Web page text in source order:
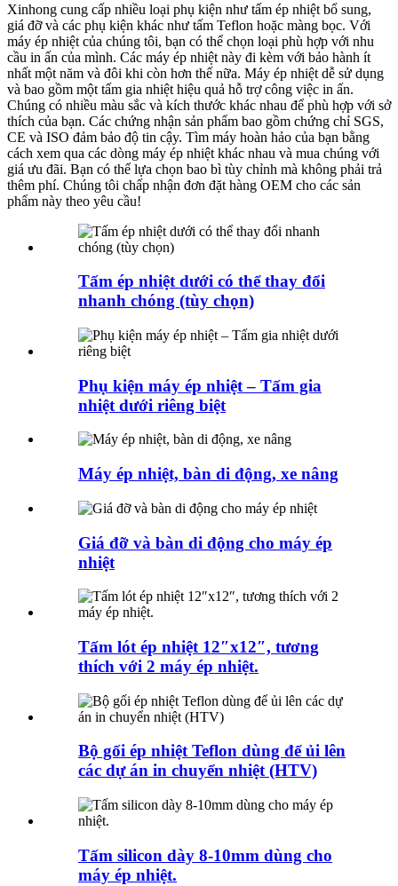
Xinhong cung cấp nhiều loại phụ kiện như tấm ép nhiệt bổ sung,
giá đỡ và các phụ kiện khác như tấm Teflon hoặc màng bọc. Với
máy ép nhiệt của chúng tôi, bạn có thể chọn loại phù hợp với nhu
cầu in ấn của mình. Các máy ép nhiệt này đi kèm với bảo hành ít
nhất một năm và đôi khi còn hơn thế nữa. Máy ép nhiệt dễ sử dụng
và bao gồm một tấm gia nhiệt hiệu quả hỗ trợ công việc in ấn.
Chúng có nhiều màu sắc và kích thước khác nhau để phù hợp với sở
thích của bạn. Các chứng nhận sản phẩm bao gồm chứng chỉ SGS,
CE và ISO đảm bảo độ tin cậy. Tìm máy hoàn hảo của bạn bằng
cách xem qua các dòng máy ép nhiệt khác nhau và mua chúng với
giá ưu đãi. Bạn có thể lựa chọn bao bì tùy chỉnh mà không phải trả
thêm phí. Chúng tôi chấp nhận đơn đặt hàng OEM cho các sản
phẩm này theo yêu cầu!
Tấm ép nhiệt dưới có thể thay đổi
nhanh chóng (tùy chọn)
Phụ kiện máy ép nhiệt – Tấm gia
nhiệt dưới riêng biệt
Máy ép nhiệt, bàn di động, xe nâng
Giá đỡ và bàn di động cho máy ép
nhiệt
Tấm lót ép nhiệt 12″x12″, tương
thích với 2 máy ép nhiệt.
Bộ gối ép nhiệt Teflon dùng để ủi lên
các dự án in chuyển nhiệt (HTV)
Tấm silicon dày 8-10mm dùng cho
máy ép nhiệt.